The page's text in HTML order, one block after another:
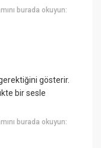
burada okuyun:
gösterir.
bir sesle
burada okuyun: